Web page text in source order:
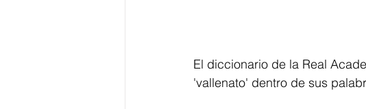
El diccionario de la Real
'vallenato' dentro de sus